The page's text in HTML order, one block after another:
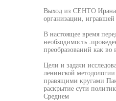
Выход из СЕНТО Ирана
организации, игравшей
В настоящее время
необходимость
преобразований как
Цели и задачи
ленинской
правящими кругами
раскрытие сути
Среднем